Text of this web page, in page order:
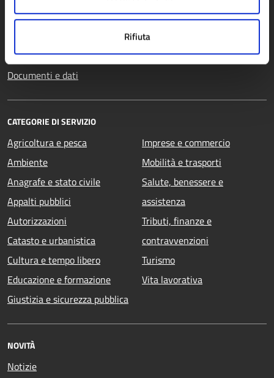
Rifiuta
Enti e fondazioni
Personale amministrativo
Documenti e dati
CATEGORIE DI SERVIZIO
Agricoltura e pesca
Ambiente
Anagrafe e stato civile
Appalti pubblici
Autorizzazioni
Catasto e urbanistica
Cultura e tempo libero
Educazione e formazione
Giustizia e sicurezza pubblica
Imprese e commercio
Mobilità e trasporti
Salute, benessere e
assistenza
Tributi, finanze e
contravvenzioni
Turismo
Vita lavorativa
NOVITÀ
Notizie